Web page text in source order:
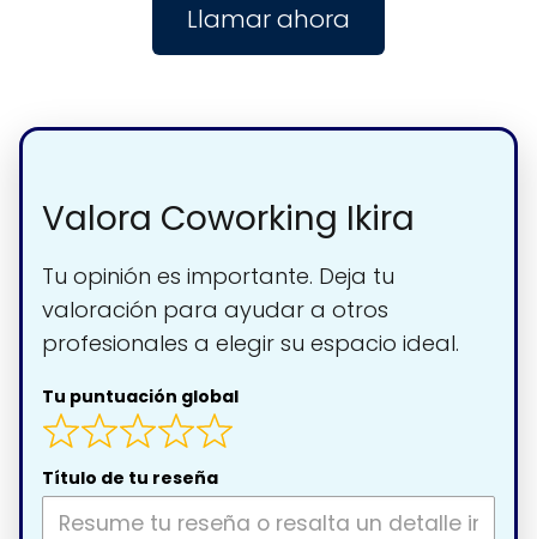
Llamar ahora
Valora Coworking Ikira
Tu opinión es importante. Deja tu
valoración para ayudar a otros
profesionales a elegir su espacio ideal.
Tu puntuación global
Título de tu reseña